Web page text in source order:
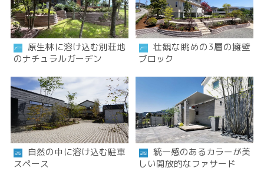
原生林に溶け込む別荘地
のナチュラルガーデン
壮観な眺めの3層の擁壁
ブロック
自然の中に溶け込む駐車
スペース
統一感のあるカラーが美
しい開放的なファサード